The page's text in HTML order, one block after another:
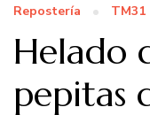
Repostería
TM31
Helado
pepitas